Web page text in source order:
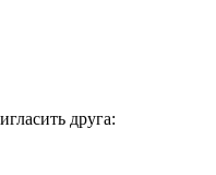
друга: